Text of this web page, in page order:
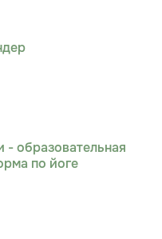
- образовательная
по йоге